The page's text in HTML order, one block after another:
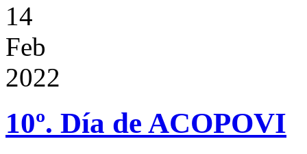
14
Feb
2022
10º. Día de ACOPOVI